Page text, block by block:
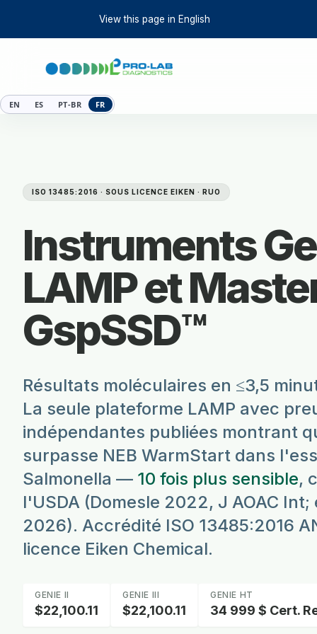
EN ES PT-BR FR
ISO 13485:2016 · SOUS LICENCE EIKEN · RUO
Instruments
LAMP et
GspSSD™
Résultats moléculaires en ≤3,5
La seule plateforme LAMP avec
indépendantes publiées montrant
surpasse NEB WarmStart dans
Salmonella — 10 fois plus sensible,
l'USDA (Domesle 2022, J AOAC
2026). Accrédité ISO 13485:2016
licence Eiken Chemical.
GENIE II
$22,100.11
GENIE III
$22,100.11
GENIE HT
34 999 $ Cert.
View this page in English